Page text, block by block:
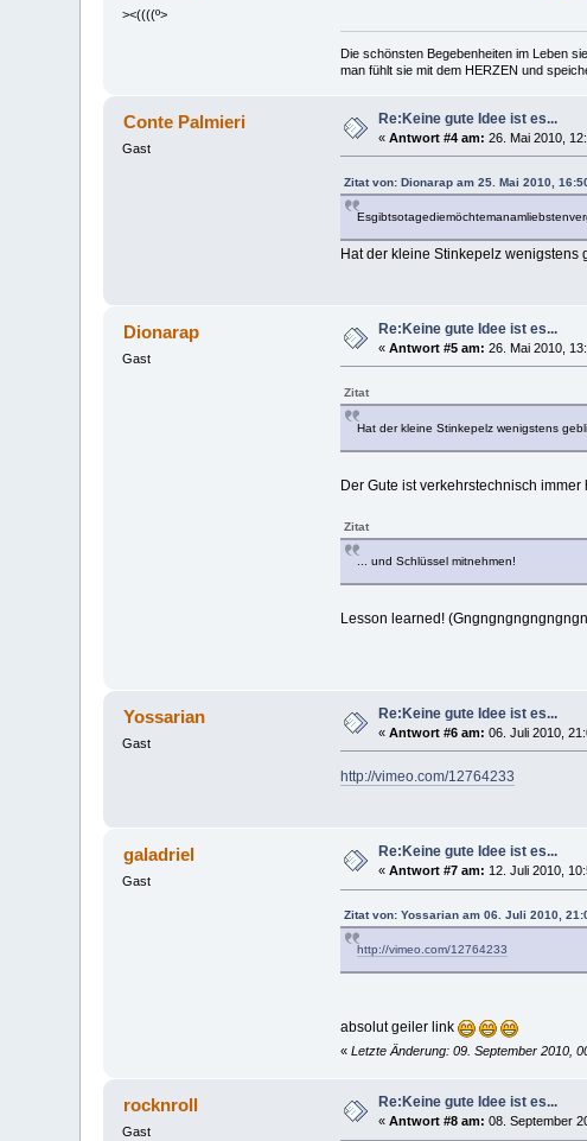
><((((º>
Die schönsten Begebenheiten im Leben
man fühlt sie mit dem HERZEN und
Conte Palmieri
Gast
Re:Keine gute Idee ist es...
«Antwort #4 am: 26. Mai 2010,
Zitat von: Dionarap am 25. Mai 2010,
Hat der kleine Stinkepelz wenigstens
Dionarap
Gast
Re:Keine gute Idee ist es...
«Antwort #5 am: 26. Mai 2010,
Zitat
Hat der kleine Stinkepelz wenigstens
Der Gute ist verkehrstechnisch
Zitat
... und Schlüssel mitnehmen!
Lesson learned!
Yossarian
Gast
Re:Keine gute Idee ist es...
«Antwort #6 am: 06. Juli 2010,
http://vimeo.com/12764233
galadriel
Gast
Re:Keine gute Idee ist es...
«Antwort #7 am: 12. Juli 2010,
Zitat von: Yossarian am 06. Juli 2010,
http://vimeo.com/12764233
absolut geiler link
« Letzte Änderung: 09. September 2010,
rocknroll
Gast
Re:Keine gute Idee ist es...
«Antwort #8 am: 08. September